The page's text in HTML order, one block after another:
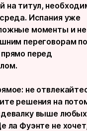
на титул,
Испания уже
моменты и
переговорам
перед
не
решения на
выше любых
ла Фуэнте не